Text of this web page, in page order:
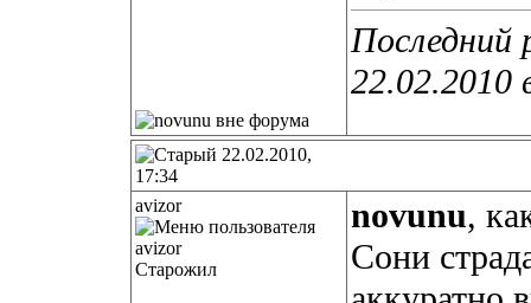
Последний
22.02.2010
22.02.2010,
17:34
avizor
Старожил
novunu,
Сони